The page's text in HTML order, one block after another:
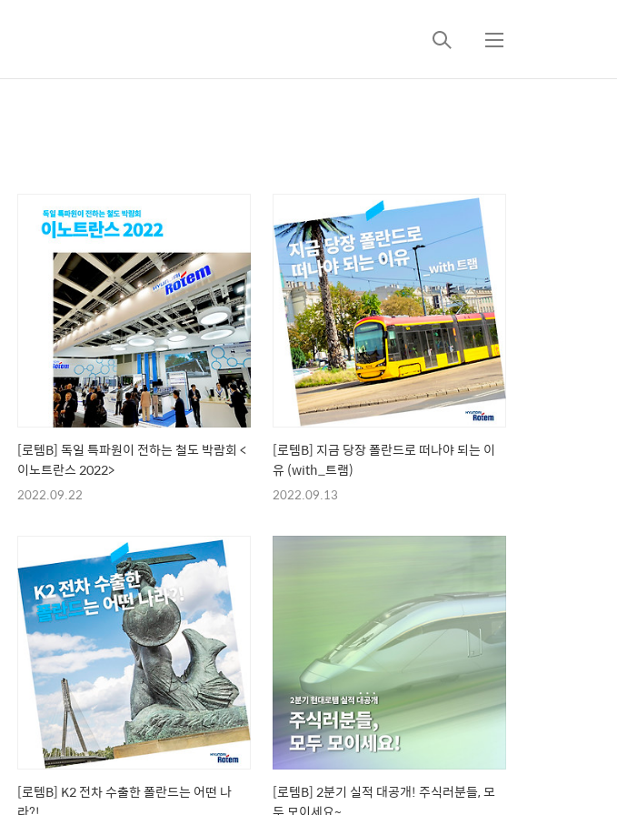
검
메
[로템B] 독일 특파원이 전하는 철도 박람회 <
이노트란스 2022>
2022.09.22
[로템B] 지금 당장 폴란드로 떠나야 되는 이
유 (with_트램)
2022.09.13
[로템B] K2 전차 수출한 폴란드는 어떤 나
[로템B] 2분기 실적 대공개! 주식러분들, 모